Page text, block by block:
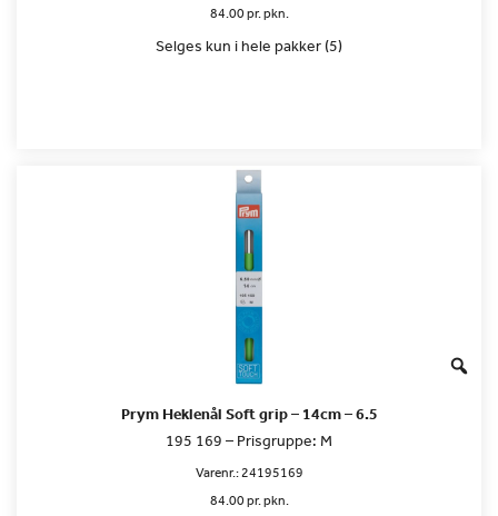
84.00 pr. pkn.
Selges kun i hele pakker (5)
Prym Heklenål Soft grip – 14cm – 6.5
195 169 – Prisgruppe: M
Varenr.:24195169
84.00 pr. pkn.